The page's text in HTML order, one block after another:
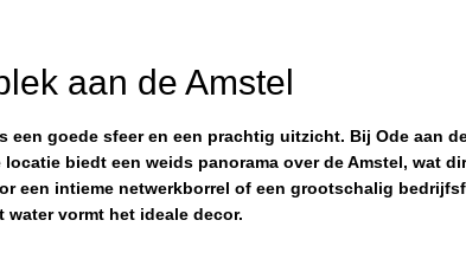
aan de Amstel
een goede sfeer en een prachtig uitzicht. Bij Ode aan
biedt een weids panorama over de Amstel, wat
een intieme netwerkborrel of een grootschalig
vormt het ideale decor.